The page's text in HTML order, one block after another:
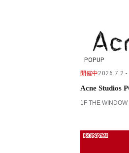
POPUP
開催中2026.7.2
Acne Studios
1F THE WINDOW